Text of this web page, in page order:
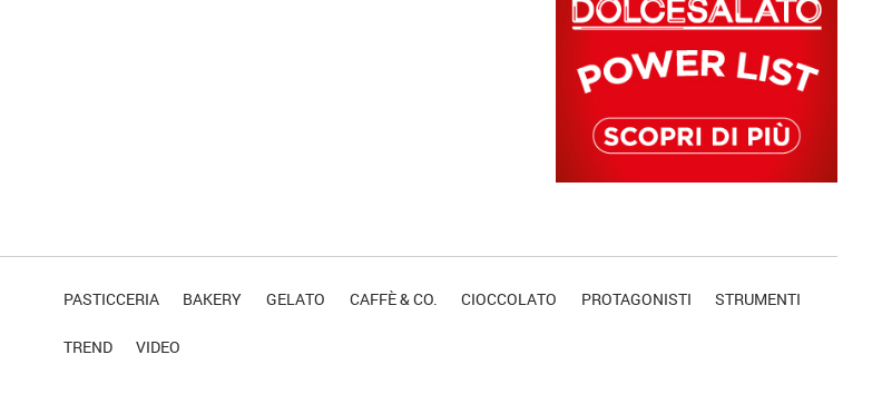
PASTICCERIA BAKERY GELATO CAFFÈ & CO. CIOCCOLATO PROTAGONISTI STRUMENTI
TREND VIDEO